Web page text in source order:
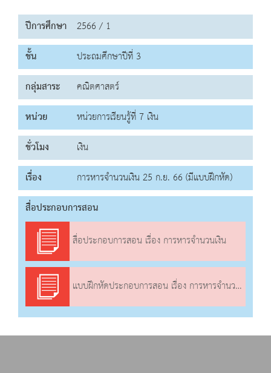
ปีการศึกษา 2566 / 1
ชั้น
ประถมศึกษาปีที่ 3
กลุ่มสาระ
คณิตศาสตร์
หน่วย
หน่วยการเรียนรู้ที่ 7 เงิน
ชั่วโมง
เงิน
เรื่อง
การหารจำนวนเงิน 25 ก.ย. 66 (มีแบบฝึกหัด)
สื่อประกอบการสอน
สื่อประกอบการสอน เรื่อง การหารจำนวนเงิน
แบบฝึกหัดประกอบการสอน เรื่อง การหารจำนวนเงิน